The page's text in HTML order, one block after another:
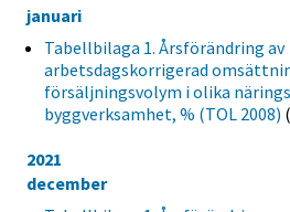
januari
Tabellbilaga 1. Årsförändring av
arbetsdagskorrigerad
försäljningsvolym i olika
byggverksamhet, % (TOL 2008)
2021
december